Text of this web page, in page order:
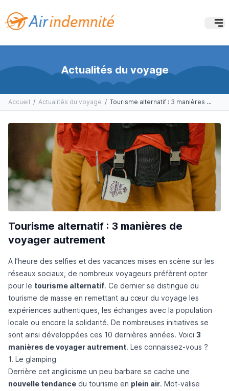
Actualités du voyage
Accueil / Actualités du voyage / Tourisme alternatif : 3 manières de voyager autrement
Tourisme alternatif : 3 manières de
voyager autrement
A l’heure des selfies et des vacances mises en scène sur les
réseaux sociaux, de nombreux voyageurs préfèrent opter
pour le tourisme alternatif. Ce dernier se distingue du
tourisme de masse en remettant au cœur du voyage les
expériences authentiques, les échanges avec la population
locale ou encore la solidarité. De nombreuses initiatives se
sont ainsi développées ces 10 dernières années. Voici 3
manières de voyager autrement. Les connaissez-vous ?
1. Le glamping
Derrière cet anglicisme un peu barbare se cache une
nouvelle tendance du tourisme en plein air. Mot-valise